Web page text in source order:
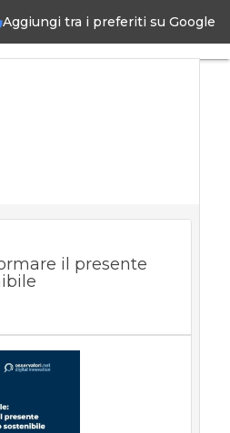
Aggiungi tra i preferiti su Google
il presente